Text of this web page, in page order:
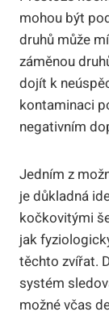
mohou být
druhů může
záměnou
dojít k
kontaminaci
negativním
Jedním z
je důkladná
kočkovitými
jak
těchto zvířat.
systém
možné včas